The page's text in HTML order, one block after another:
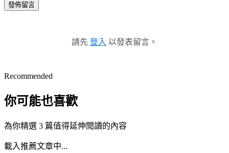
發佈留言
請先 登入 以發表留言。
Recommended
你可能也喜歡
為你精選 3 篇值得延伸閱讀的內容
載入推薦文章中...